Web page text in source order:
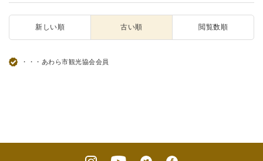
新しい順 古い順 閲覧数順
・・・あわら市観光協会会員